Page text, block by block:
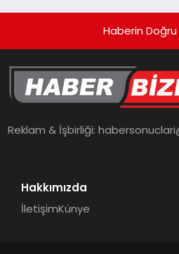
Haberin
Reklam & İşbirliği:
Hakkımızda
İletişimKünye